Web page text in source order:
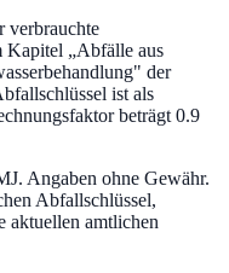
verbrauchte
Kapitel „Abfälle aus
" der
ist als
beträgt 0.9
Angaben ohne Gewähr.
Abfallschlüssel,
aktuellen amtlichen